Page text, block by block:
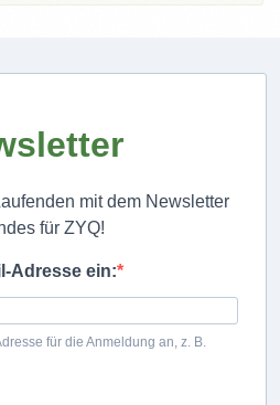
mit dem Newsletter
für ZYQ!
Adresse ein:
für die Anmeldung an, z. B.